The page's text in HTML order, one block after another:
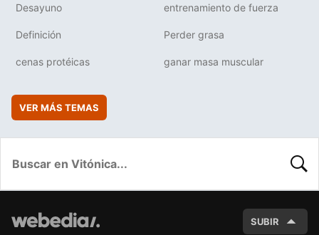
Desayuno entrenamiento de fuerza
Definición Perder grasa
cenas protéicas ganar masa muscular
VER MÁS TEMAS
SUBIR